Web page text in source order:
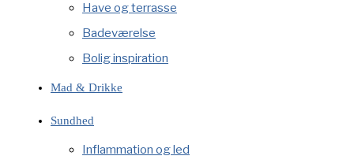
Have og terrasse
Badeværelse
Bolig inspiration
Mad & Drikke
Sundhed
Inflammation og led